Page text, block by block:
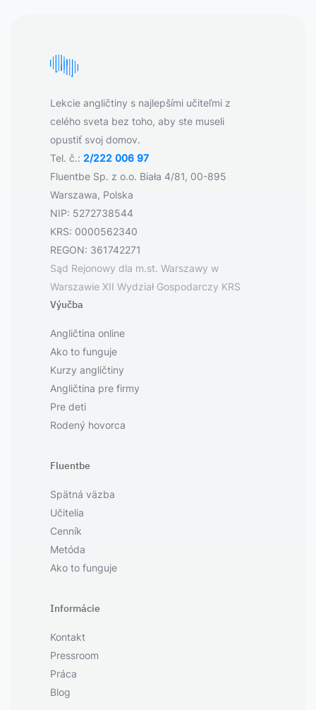
Lekcie angličtiny s najlepšími učiteľmi z
celého sveta bez toho, aby ste museli
opustiť svoj domov.
Tel. č.: 2/222 006 97
Fluentbe Sp. z o.o. Biała 4/81, 00-895
Warszawa, Polska
NIP: 5272738544
KRS: 0000562340
REGON: 361742271
Sąd Rejonowy dla m.st. Warszawy w
Warszawie XII Wydział Gospodarczy KRS
Výučba
Angličtina online
Ako to funguje
Kurzy angličtiny
Angličtina pre firmy
Pre deti
Rodený hovorca
Fluentbe
Spätná väzba
Učitelia
Cenník
Metóda
Ako to funguje
Informácie
Kontakt
Pressroom
Práca
Blog